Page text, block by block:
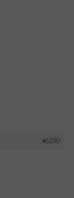
#6290